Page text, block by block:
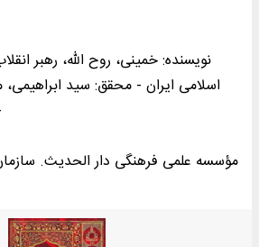
نویسنده: خمینی‌، روح الله، رهبر
اسلامی ایران - محقق: سید